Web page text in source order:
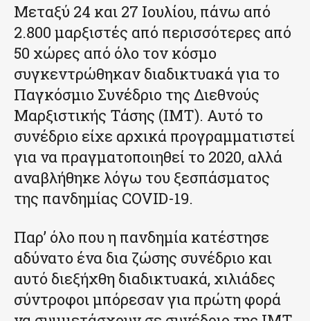
Μεταξύ 24 και 27 Ιουλίου, πάνω από
2.800 μαρξιστές από περισσότερες από
50 χώρες από όλο τον κόσμο
συγκεντρώθηκαν διαδικτυακά για το
Παγκόσμιο Συνέδριο της Διεθνούς
Μαρξιστικής Τάσης (IMT). Αυτό το
συνέδριο είχε αρχικά προγραμματιστεί
για να πραγματοποιηθεί το 2020, αλλά
αναβλήθηκε λόγω του ξεσπάσματος
της πανδημίας COVID-19.
Παρ’ όλο που η πανδημία κατέστησε
αδύνατο ένα δια ζώσης συνέδριο και
αυτό διεξήχθη διαδικτυακά, χιλιάδες
σύντροφοι μπόρεσαν για πρώτη φορά